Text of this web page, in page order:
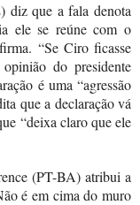
diz que a fala denota
ele se reúne com o
“Se Ciro ficasse
do presidente
é uma “agressão
que a declaração vá
“deixa claro que ele
(PT-BA) atribui a
é em cima do muro